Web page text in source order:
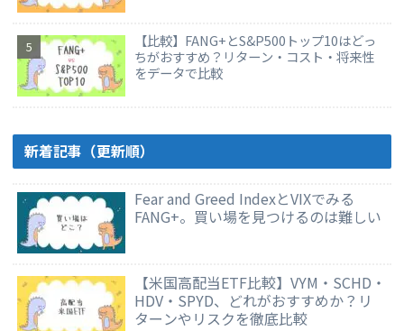
【比較】FANG+とS&P500トップ10はどっ
ちがおすすめ？リターン・コスト・将来性
をデータで比較
新着記事（更新順）
Fear and Greed IndexとVIXでみる
FANG+。買い場を見つけるのは難しい
【米国高配当ETF比較】VYM・SCHD・
HDV・SPYD、どれがおすすめか？リ
ターンやリスクを徹底比較